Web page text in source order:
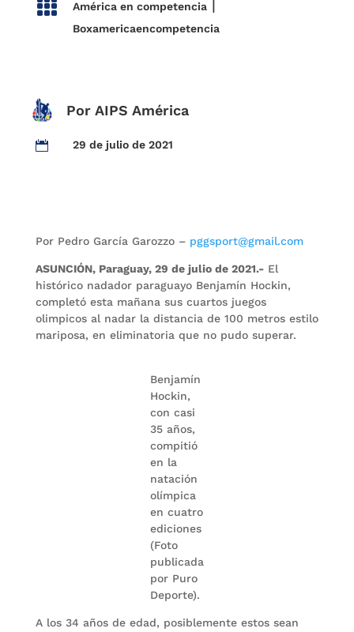
 América en competencia|
Boxamericaencompetencia
Por AIPS América
 29 de julio de 2021
Por Pedro García Garozzo – pggsport@gmail.com
ASUNCIÓN, Paraguay, 29 de julio de 2021.-El
histórico nadador paraguayo Benjamín Hockin,
completó esta mañana sus cuartos juegos
olimpicos al nadar la distancia de 100 metros estilo
mariposa, en eliminatoria que no pudo superar.
Benjamín
Hockin,
con casi
35 años,
compitió
en la
natación
olímpica
en cuatro
ediciones
(Foto
publicada
por Puro
Deporte).
A los 34 años de edad, posiblemente estos sean